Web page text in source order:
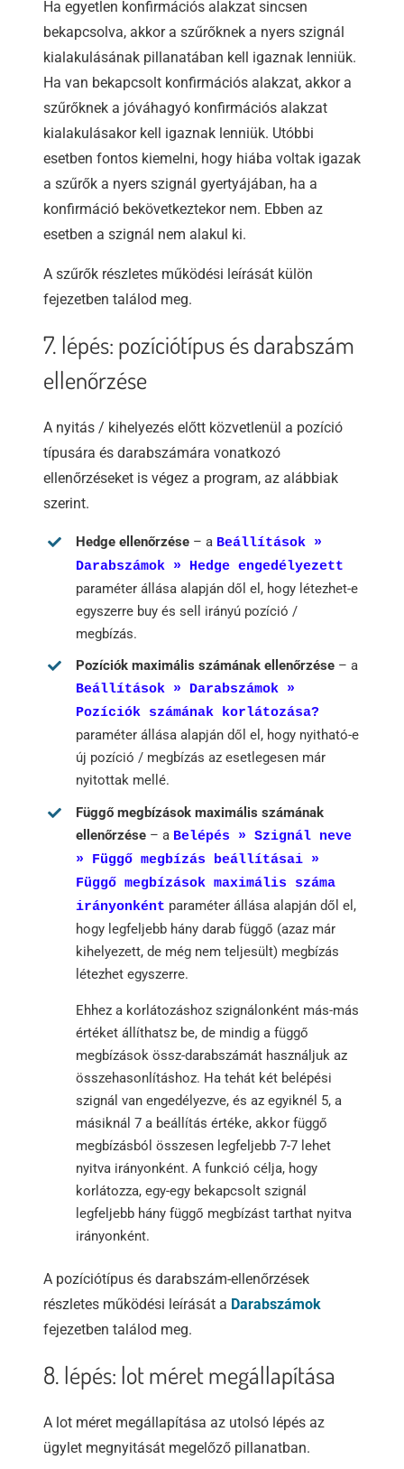
Ha egyetlen konfirmációs alakzat sincsen
bekapcsolva, akkor a szűrőknek a nyers szignál
kialakulásának pillanatában kell igaznak lenniük.
Ha van bekapcsolt konfirmációs alakzat, akkor a
szűrőknek a jóváhagyó konfirmációs alakzat
kialakulásakor kell igaznak lenniük. Utóbbi
esetben fontos kiemelni, hogy hiába voltak igazak
a szűrők a nyers szignál gyertyájában, ha a
konfirmáció bekövetkeztekor nem. Ebben az
esetben a szignál nem alakul ki.
A szűrők részletes működési leírását külön
fejezetben találod meg.
7. lépés: pozíciótípus és darabszám
ellenőrzése
A nyitás / kihelyezés előtt közvetlenül a pozíció
típusára és darabszámára vonatkozó
ellenőrzéseket is végez a program, az alábbiak
szerint.
Hedge ellenőrzése – a Beállítások »
Darabszámok » Hedge engedélyezett
paraméter állása alapján dől el, hogy létezhet-e
egyszerre buy és sell irányú pozíció /
megbízás.
Pozíciók maximális számának ellenőrzése – a
Beállítások » Darabszámok »
Pozíciók számának korlátozása?
paraméter állása alapján dől el, hogy nyitható-e
új pozíció / megbízás az esetlegesen már
nyitottak mellé.
Függő megbízások maximális számának
ellenőrzése – a Belépés » Szignál neve
» Függő megbízás beállításai »
Függő megbízások maximális száma
irányonként paraméter állása alapján dől el,
hogy legfeljebb hány darab függő (azaz már
kihelyezett, de még nem teljesült) megbízás
létezhet egyszerre.
Ehhez a korlátozáshoz szignálonként más-más
értéket állíthatsz be, de mindig a függő
megbízások össz-darabszámát használjuk az
összehasonlításhoz. Ha tehát két belépési
szignál van engedélyezve, és az egyiknél 5, a
másiknál 7 a beállítás értéke, akkor függő
megbízásból összesen legfeljebb 7-7 lehet
nyitva irányonként. A funkció célja, hogy
korlátozza, egy-egy bekapcsolt szignál
legfeljebb hány függő megbízást tarthat nyitva
irányonként.
A pozíciótípus és darabszám-ellenőrzések
részletes működési leírását a Darabszámok
fejezetben találod meg.
8. lépés: lot méret megállapítása
A lot méret megállapítása az utolsó lépés az
ügylet megnyitását megelőző pillanatban.